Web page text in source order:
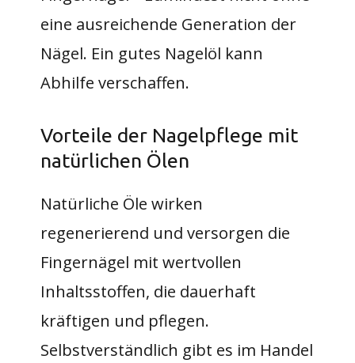
eine ausreichende Generation der
Nägel. Ein gutes Nagelöl kann
Abhilfe verschaffen.
Vorteile der Nagelpflege mit
natürlichen Ölen
Natürliche Öle wirken
regenerierend und versorgen die
Fingernägel mit wertvollen
Inhaltsstoffen, die dauerhaft
kräftigen und pflegen.
Selbstverständlich gibt es im Handel